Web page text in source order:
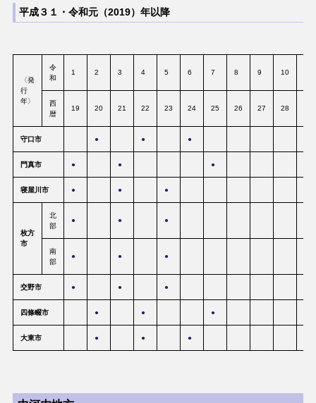
平成３１・令和元（2019）年以降
〈発
行
年〉
令
和
1 2 3 4 5 6 7 8 9 10
西
暦
19 20 21 22 23 24 25 26 27 28
守口市 ● ● ●
門真市 ● ● ●
寝屋川市 ● ● ●
枚方
市
北
部
● ● ●
南
部
● ● ●
交野市 ● ● ●
四條畷市 ● ● ●
大東市 ● ● ●